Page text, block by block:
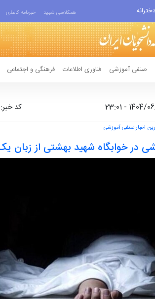
مشاغل...
همکلاسی شهید خبرنامه کاغذی
صنفی آموزشی فناوری اطلاعات فرهنگی و اجتماعی
کد خبر: 543320
اخبار صنفی آموزشی
در خوابگاه شهید بهشتی از زبان